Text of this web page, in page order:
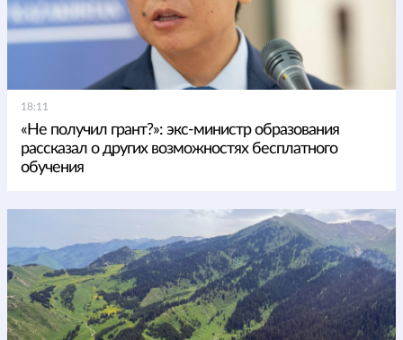
18:11
«Не получил грант?»: экс-министр образования
рассказал о других возможностях бесплатного
обучения